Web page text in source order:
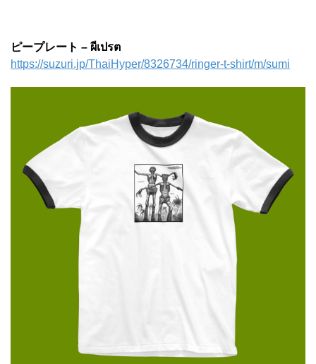
ピープレート – ผีเปรต
https://suzuri.jp/ThaiHyper/8326734/ringer-t-shirt/m/sumi